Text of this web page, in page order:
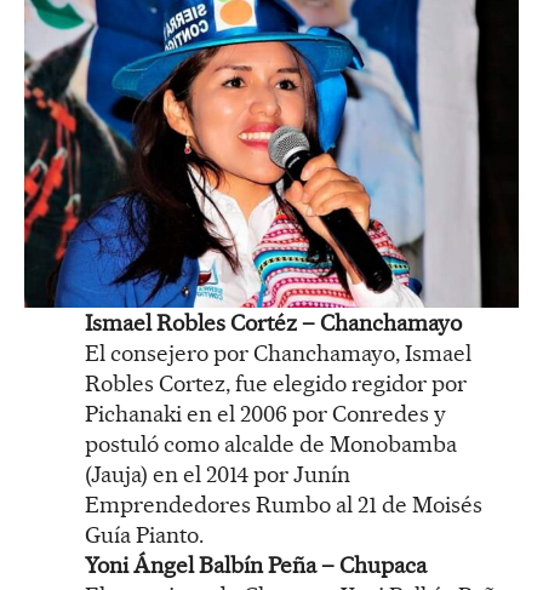
Ismael Robles Cortéz – Chanchamayo
El consejero por Chanchamayo, Ismael
Robles Cortez, fue elegido regidor por
Pichanaki en el 2006 por Conredes y
postuló como alcalde de Monobamba
(Jauja) en el 2014 por Junín
Emprendedores Rumbo al 21 de Moisés
Guía Pianto.
Yoni Ángel Balbín Peña – Chupaca